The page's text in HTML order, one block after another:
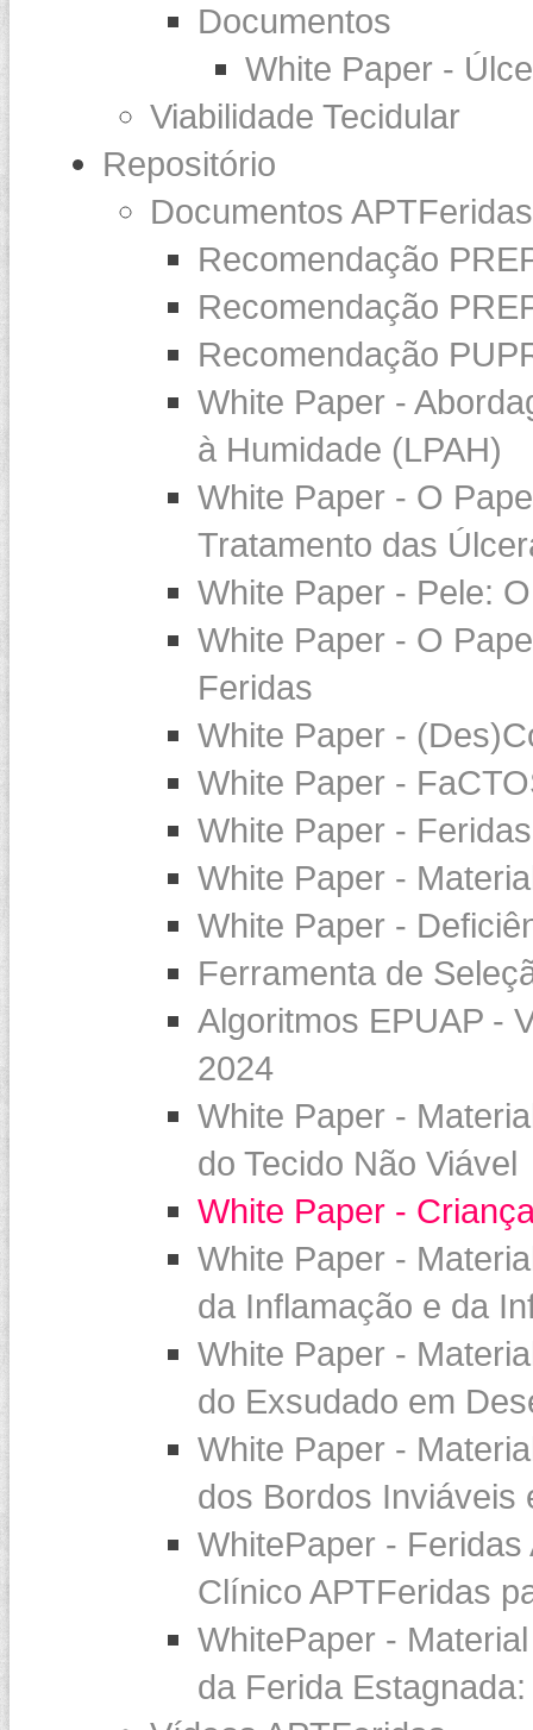
Documentos
White Paper -
Viabilidade Tecidular
Repositório
Documentos APTFeridas
Recomendação
Recomendação
Recomendação
White Paper -
à Humidade (LPAH)
White Paper - O
Tratamento das
White Paper - Pele:
White Paper - O
Feridas
White Paper -
White Paper -
White Paper -
White Paper -
White Paper -
Ferramenta de
Algoritmos EPUAP -
2024
White Paper -
do Tecido Não Viável
White Paper -
White Paper -
da Inflamação e da
White Paper -
do Exsudado em
White Paper -
dos Bordos Inviáveis
WhitePaper -
Clínico APTFeridas
WhitePaper -
da Ferida